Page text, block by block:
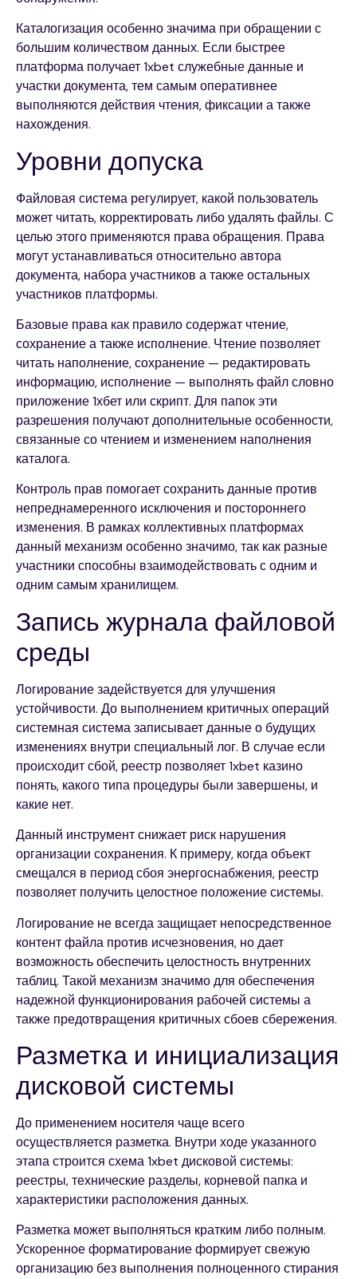
Каталогизация особенно значима при обращении с
большим количеством данных. Если быстрее
платформа получает 1xbet служебные данные и
участки документа, тем самым оперативнее
выполняются действия чтения, фиксации а также
нахождения.
Уровни допуска
Файловая система регулирует, какой пользователь
может читать, корректировать либо удалять файлы. С
целью этого применяются права обращения. Права
могут устанавливаться относительно автора
документа, набора участников а также остальных
участников платформы.
Базовые права как правило содержат чтение,
сохранение а также исполнение. Чтение позволяет
читать наполнение, сохранение — редактировать
информацию, исполнение — выполнять файл словно
приложение 1хбет или скрипт. Для папок эти
разрешения получают дополнительные особенности,
связанные со чтением и изменением наполнения
каталога.
Контроль прав помогает сохранить данные против
непреднамеренного исключения и постороннего
изменения. В рамках коллективных платформах
данный механизм особенно значимо, так как разные
участники способны взаимодействовать с одним и
одним самым хранилищем.
Запись журнала файловой
среды
Логирование задействуется для улучшения
устойчивости. До выполнением критичных операций
системная система записывает данные о будущих
изменениях внутри специальный лог. В случае если
происходит сбой, реестр позволяет 1xbet казино
понять, какого типа процедуры были завершены, и
какие нет.
Данный инструмент снижает риск нарушения
организации сохранения. К примеру, когда объект
смещался в период сбоя энергоснабжения, реестр
позволяет получить целостное положение системы.
Логирование не всегда защищает непосредственное
контент файла против исчезновения, но дает
возможность обеспечить целостность внутренних
таблиц. Такой механизм значимо для обеспечения
надежной функционирования рабочей системы а
также предотвращения критичных сбоев сбережения.
Разметка и инициализация
дисковой системы
До применением носителя чаще всего
осуществляется разметка. Внутри ходе указанного
этапа строится схема 1xbet дисковой системы:
реестры, технические разделы, корневой папка и
характеристики расположения данных.
Разметка может выполняться кратким либо полным.
Ускоренное форматирование формирует свежую
организацию без выполнения полноценного стирания